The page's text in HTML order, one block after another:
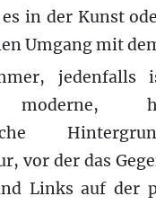
in der Kunst
Umgang mit
jedenfalls
moderne,
vor der das
Links auf der